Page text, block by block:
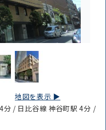
11地図を表示 ▶︎
分 / 日比谷線 神谷町駅 4分 /